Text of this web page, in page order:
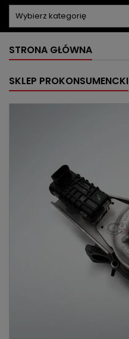
STRONA GŁÓWNA
SKLEP PROKONSUMENCKI